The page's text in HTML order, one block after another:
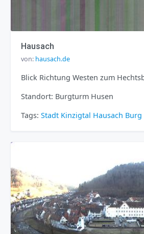
Hausach
von: hausach.de
Blick Richtung Westen zum
Standort: Burgturm Husen
Tags: Stadt Kinzigtal Hausach Burg